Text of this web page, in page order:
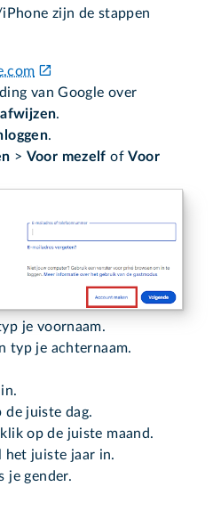
zijn de stappen
van Google over
.
.
> Voor mezelf ofVoor
je voornaam.
typ je achternaam.
de juiste dag.
op de juiste maand.
het juiste jaar in.
je gender.